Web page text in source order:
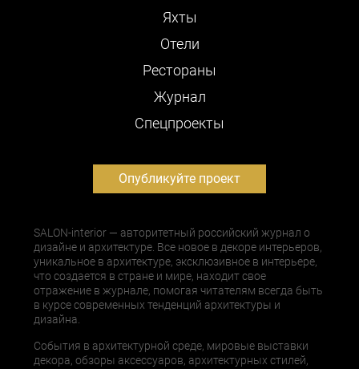
Яхты
Отели
Рестораны
Журнал
Cпецпроекты
Опубликуйте проект
SALON-interior — авторитетный российский журнал о
дизайне и архитектуре. Все новое в декоре интерьеров,
уникальное в архитектуре, эксклюзивное в интерьере,
что создается в стране и мире, находит свое
отражение в журнале, помогая читателям всегда быть
в курсе современных тенденций архитектуры и
дизайна.
События в архитектурной среде, мировые выставки
декора, обзоры аксессуаров, архитектурных стилей,